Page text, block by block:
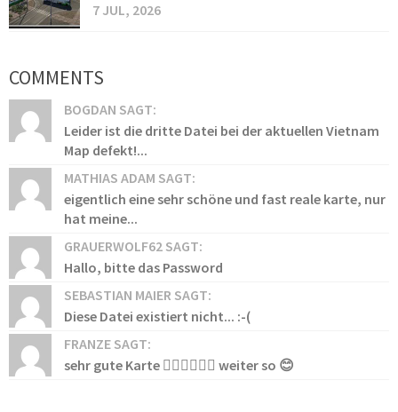
7 JUL, 2026
COMMENTS
BOGDAN SAGT:
Leider ist die dritte Datei bei der aktuellen Vietnam
Map defekt!...
MATHIAS ADAM SAGT:
eigentlich eine sehr schöne und fast reale karte, nur
hat meine...
GRAUERWOLF62 SAGT:
Hallo, bitte das Password
SEBASTIAN MAIER SAGT:
Diese Datei existiert nicht... :-(
FRANZE SAGT:
sehr gute Karte 👍🏻👍🏻👍🏻 weiter so 😊